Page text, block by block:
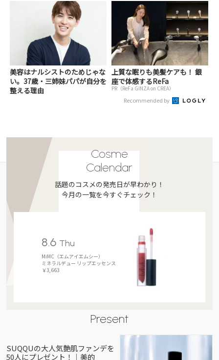
美容はナルシストのためじゃな
い。37歳・三姉妹パパが自分を
整える理由
上質な眠りも美髪ケアも！ 銀
座で体感するReFa
PR（ReFa GINZA on CREA）
Recommended by
Cosme
Calendar
話題のコスメの発売日が早わかり！
今月の一覧を今すぐチェック！
8.6 Thu
MiMC（エムアイエムシー）
ミネラルデュー リップエッセンス
￥3,663
Present
SUQQUの大人気艶肌ファンデを
50人にプレゼント！｜美的